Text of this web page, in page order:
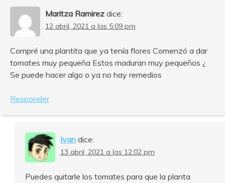
Maritza Ramirez dice:
12 abril, 2021 a las 5:09 pm
Compré una plantita que ya tenía flores Comenzó a dar
tomates muy pequeña Estos maduran muy pequeños ¿
Se puede hacer algo o ya no hay remedios
Responder
Ivan dice:
13 abril, 2021 a las 12:02 pm
Puedes quitarle los tomates para que la planta